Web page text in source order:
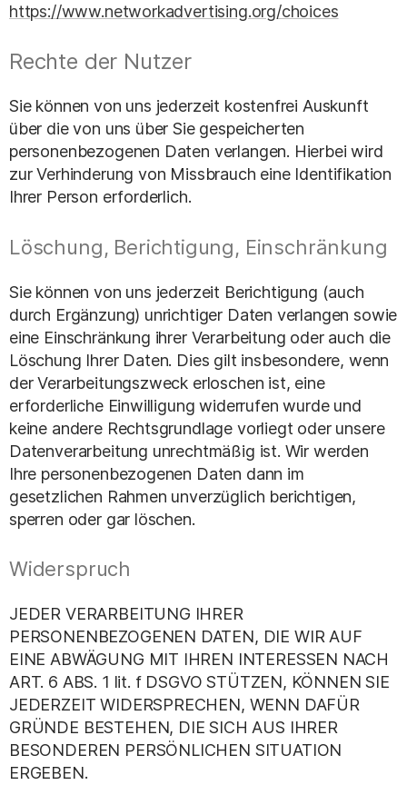
https://www.networkadvertising.org/choices
Rechte der Nutzer
Sie können von uns jederzeit kostenfrei Auskunft
über die von uns über Sie gespeicherten
personenbezogenen Daten verlangen. Hierbei wird
zur Verhinderung von Missbrauch eine Identifikation
Ihrer Person erforderlich.
Löschung, Berichtigung, Einschränkung
Sie können von uns jederzeit Berichtigung (auch
durch Ergänzung) unrichtiger Daten verlangen sowie
eine Einschränkung ihrer Verarbeitung oder auch die
Löschung Ihrer Daten. Dies gilt insbesondere, wenn
der Verarbeitungszweck erloschen ist, eine
erforderliche Einwilligung widerrufen wurde und
keine andere Rechtsgrundlage vorliegt oder unsere
Datenverarbeitung unrechtmäßig ist. Wir werden
Ihre personenbezogenen Daten dann im
gesetzlichen Rahmen unverzüglich berichtigen,
sperren oder gar löschen.
Widerspruch
JEDER VERARBEITUNG IHRER
PERSONENBEZOGENEN DATEN, DIE WIR AUF
EINE ABWÄGUNG MIT IHREN INTERESSEN NACH
ART. 6 ABS. 1 lit. f DSGVO STÜTZEN, KÖNNEN SIE
JEDERZEIT WIDERSPRECHEN, WENN DAFÜR
GRÜNDE BESTEHEN, DIE SICH AUS IHRER
BESONDEREN PERSÖNLICHEN SITUATION
ERGEBEN.